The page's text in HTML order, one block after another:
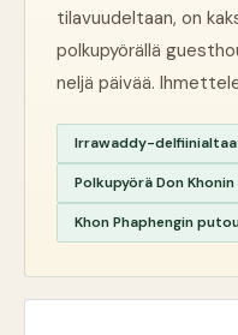
tilavuudeltaan, on
polkupyörällä
neljä päivää.
Irrawaddy-
Polkupyörä Don
Khon Phaphengin